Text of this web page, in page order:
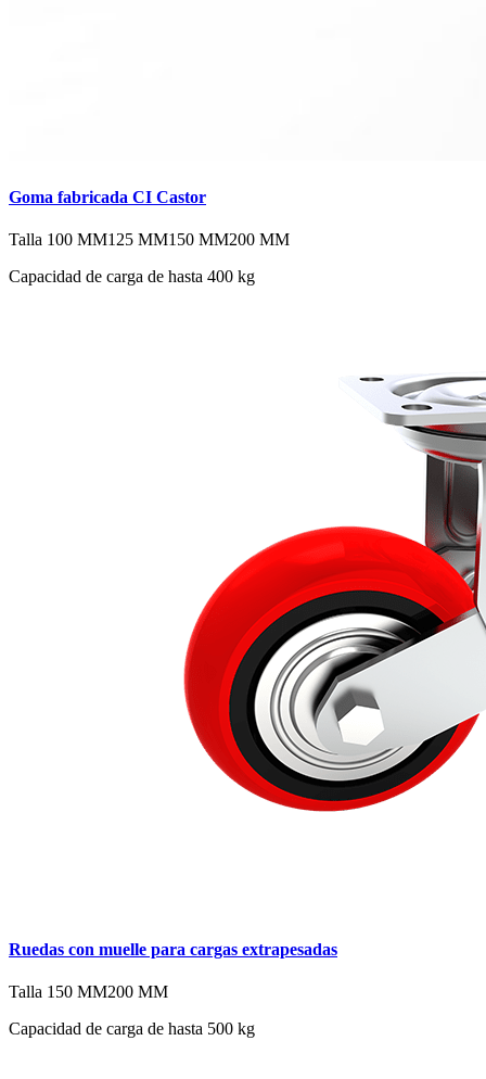
Goma fabricada CI Castor
Talla 100 MM125 MM150 MM200 MM
Capacidad de carga de hasta 400 kg
Ruedas con muelle para cargas extrapesadas
Talla 150 MM200 MM
Capacidad de carga de hasta 500 kg